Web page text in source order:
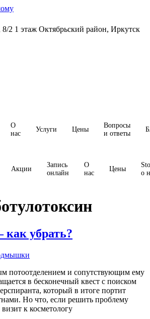
8/2​ 1 этаж​ Октябрьский район, Иркутск
О
нас
Услуги Цены
Вопросы
и ответы
Акции
Запись
онлайн
О
нас
Цены
о
убрать?
потоотделением и сопутствующим ему
в бесконечный квест с поиском
который в итоге портит
Но что, если решить проблему
к косметологу